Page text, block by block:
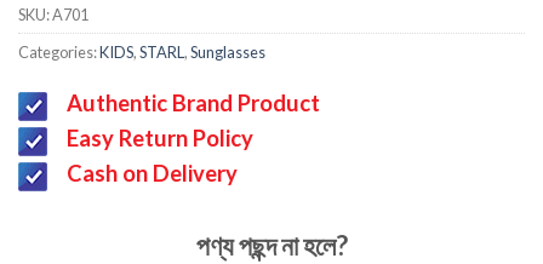
SKU:A701
Categories:KIDS,STARL,Sunglasses
Authentic Brand Product
Easy Return Policy
Cash on Delivery
পণ্য পছন্দ না হলে?